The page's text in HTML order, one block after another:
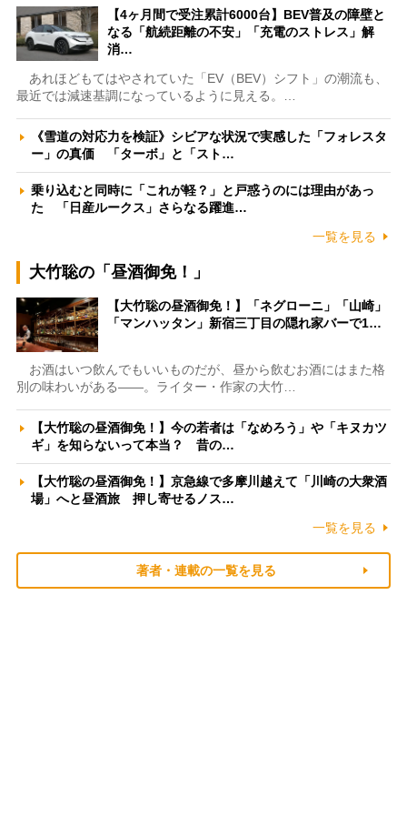
【4ヶ月間で受注累計6000台】BEV普及の障壁と
なる「航続距離の不安」「充電のストレス」解
消…
あれほどもてはやされていた「EV（BEV）シフト」の潮流も、
最近では減速基調になっているように見える。…
《雪道の対応力を検証》シビアな状況で実感した「フォレスタ
ー」の真価 「ターボ」と「スト…
乗り込むと同時に「これが軽？」と戸惑うのには理由があっ
た 「日産ルークス」さらなる躍進…
一覧を見る
大竹聡の「昼酒御免！」
【大竹聡の昼酒御免！】「ネグローニ」「山崎」
「マンハッタン」新宿三丁目の隠れ家バーで1…
お酒はいつ飲んでもいいものだが、昼から飲むお酒にはまた格
別の味わいがある――。ライター・作家の大竹…
【大竹聡の昼酒御免！】今の若者は「なめろう」や「キヌカツ
ギ」を知らないって本当？ 昔の…
【大竹聡の昼酒御免！】京急線で多摩川越えて「川崎の大衆酒
場」へと昼酒旅 押し寄せるノス…
一覧を見る
著者・連載の一覧を見る